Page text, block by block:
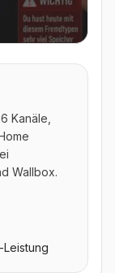
Kanäle,
Wallbox.